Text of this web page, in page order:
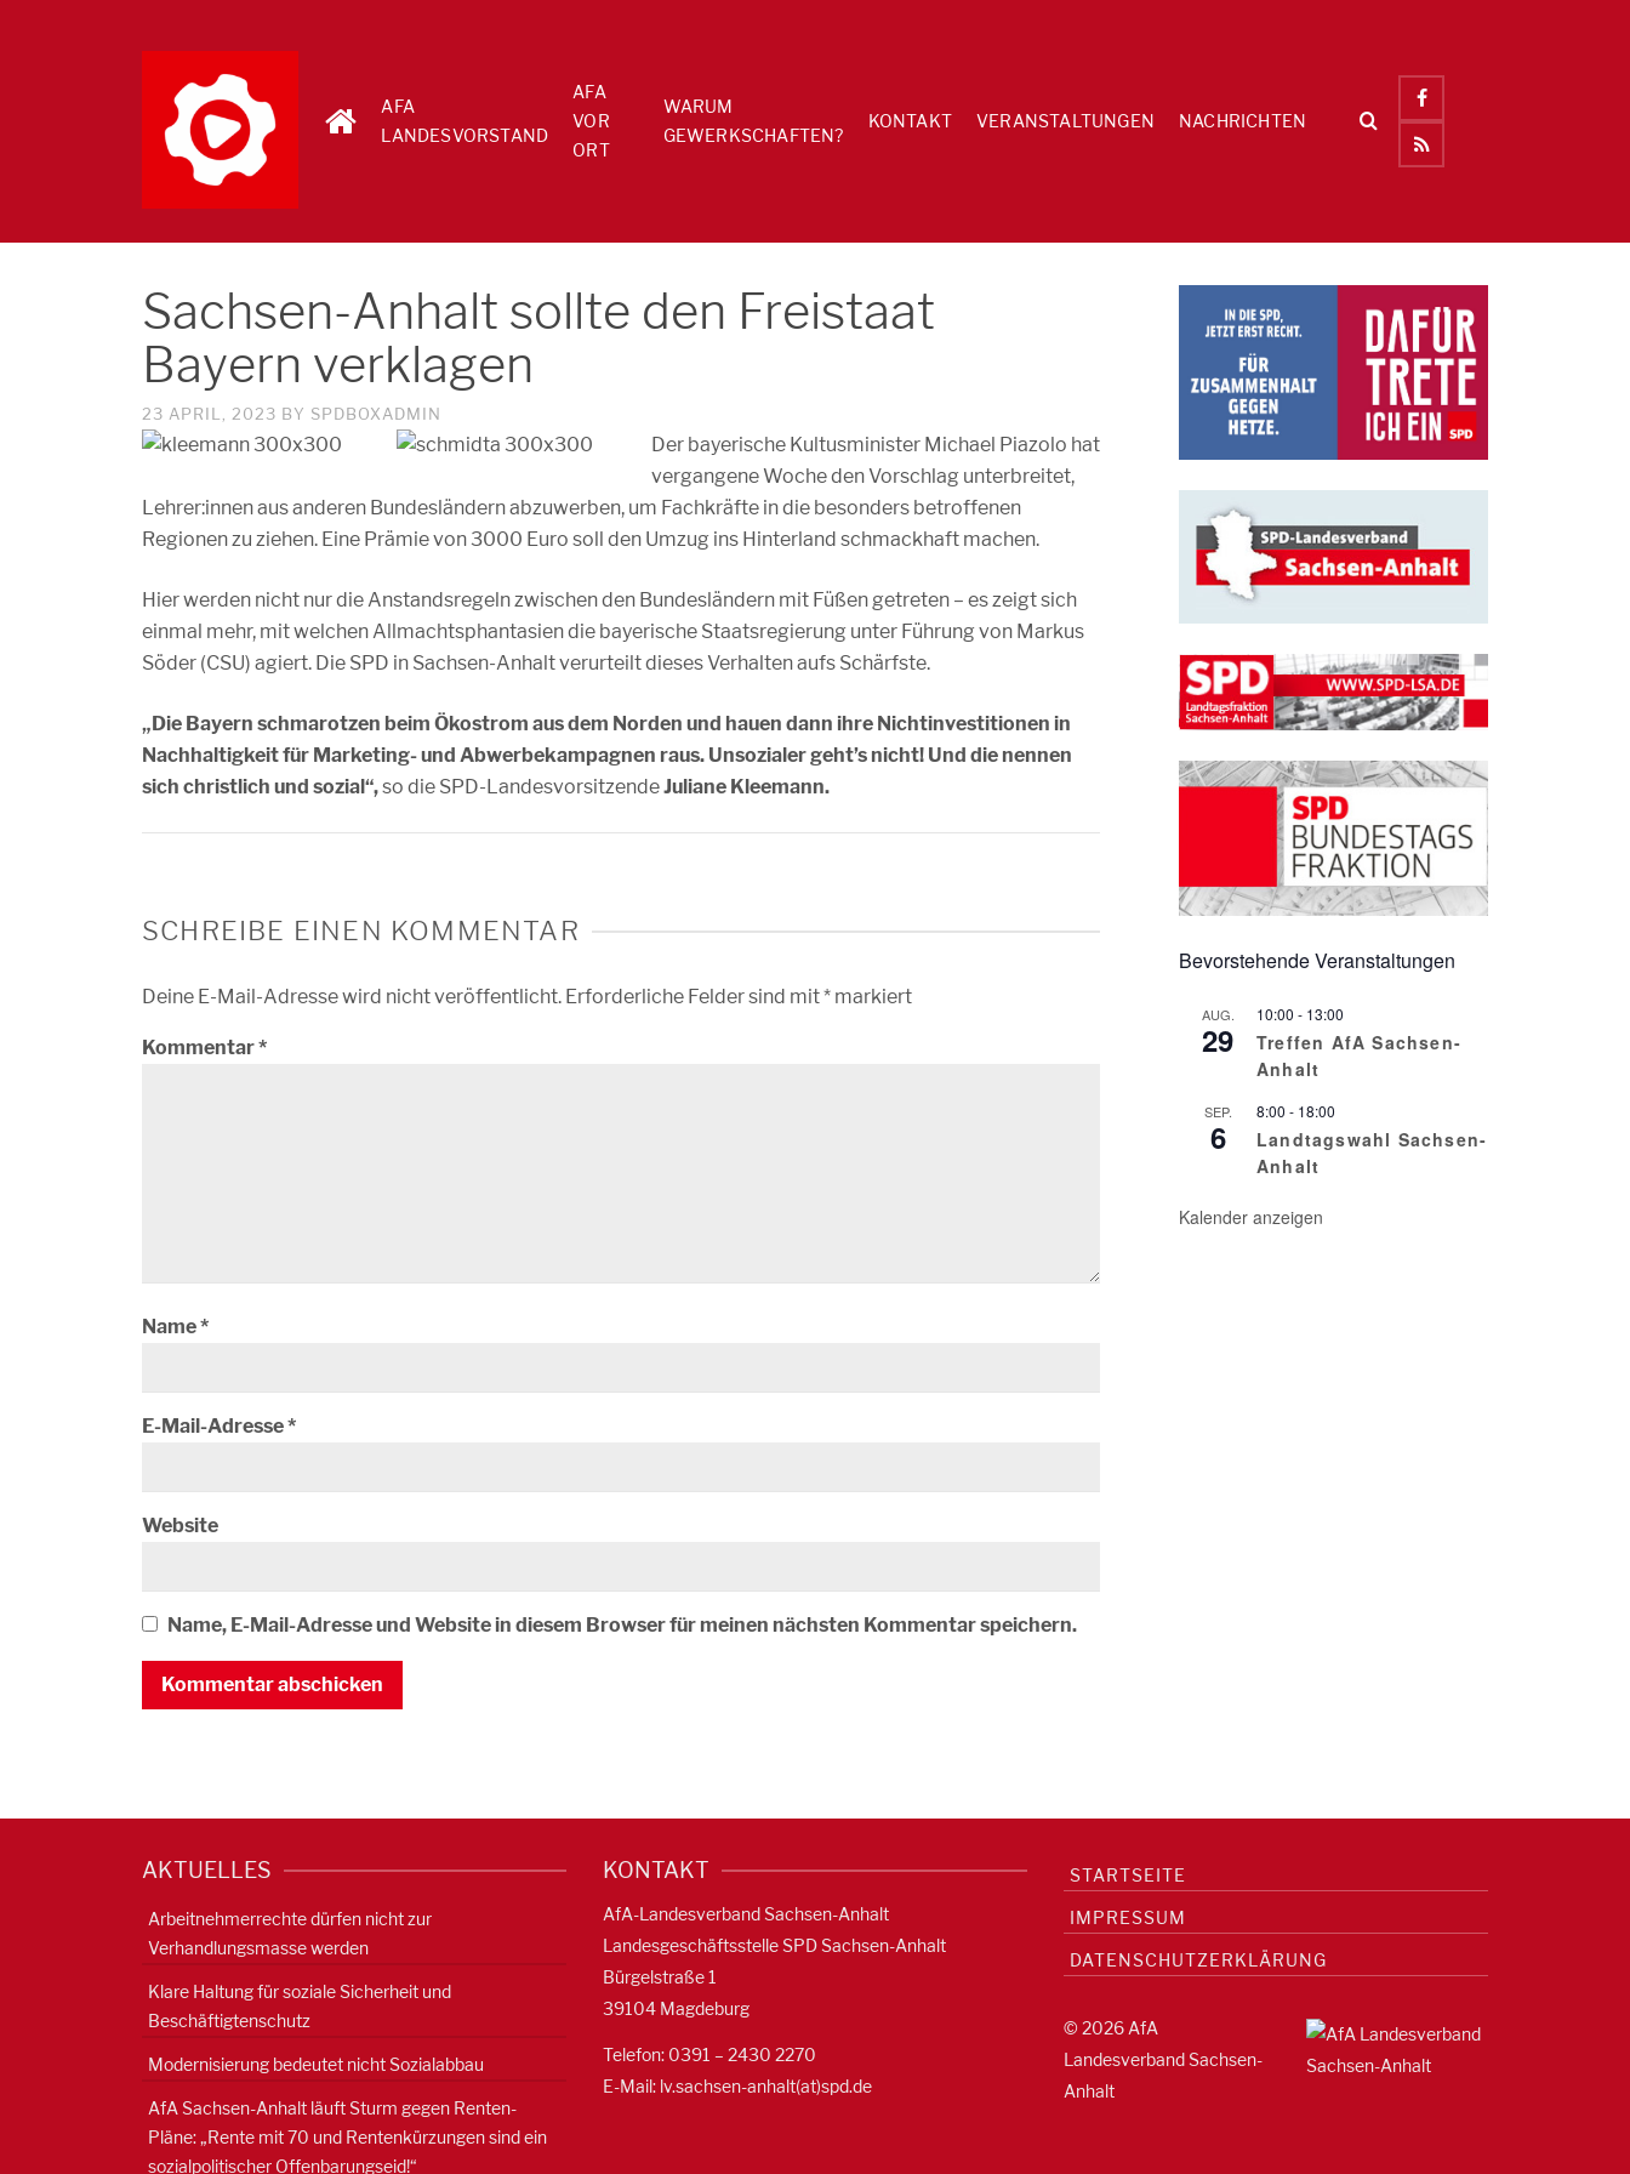
AFA
LANDESVORSTAND
AFA
VOR
ORT
WARUM
GEWERKSCHAFTEN?
KONTAKT VERANSTALTUNGEN NACHRICHTEN
Sachsen-Anhalt sollte den Freistaat
Bayern verklagen
23 APRIL, 2023 BY SPDBOXADMIN
Der bayerische Kultusminister Michael Piazolo hat
vergangene Woche den Vorschlag unterbreitet,
Lehrer:innen aus anderen Bundesländern abzuwerben, um Fachkräfte in die besonders betroffenen
Regionen zu ziehen. Eine Prämie von 3000 Euro soll den Umzug ins Hinterland schmackhaft machen.
Hier werden nicht nur die Anstandsregeln zwischen den Bundesländern mit Füßen getreten – es zeigt sich
einmal mehr, mit welchen Allmachtsphantasien die bayerische Staatsregierung unter Führung von Markus
Söder (CSU) agiert. Die SPD in Sachsen-Anhalt verurteilt dieses Verhalten aufs Schärfste.
„Die Bayern schmarotzen beim Ökostrom aus dem Norden und hauen dann ihre Nichtinvestitionen in
Nachhaltigkeit für Marketing- und Abwerbekampagnen raus. Unsozialer geht’s nicht! Und die nennen
sich christlich und sozial“,so die SPD-LandesvorsitzendeJuliane Kleemann.
SCHREIBE EINEN KOMMENTAR
Deine E-Mail-Adresse wird nicht veröffentlicht. Erforderliche Felder sind mit* markiert
Kommentar*
Name*
E-Mail-Adresse*
Website
Name, E-Mail-Adresse und Website in diesem Browser für meinen nächsten Kommentar speichern.
Bevorstehende Veranstaltungen
AUG.
29
10:00 - 13:00
Treffen AfA Sachsen-
Anhalt
SEP.
6
8:00 - 18:00
Landtagswahl Sachsen-
Anhalt
Kalender anzeigen
AKTUELLES
Arbeitnehmerrechte dürfen nicht zur
Verhandlungsmasse werden
Klare Haltung für soziale Sicherheit und
Beschäftigtenschutz
Modernisierung bedeutet nicht Sozialabbau
AfA Sachsen-Anhalt läuft Sturm gegen Renten-
Pläne: „Rente mit 70 und Rentenkürzungen sind ein
sozialpolitischer Offenbarungseid!“
KONTAKT
AfA-Landesverband Sachsen-Anhalt
Landesgeschäftsstelle SPD Sachsen-Anhalt
Bürgelstraße 1
39104 Magdeburg
Telefon: 0391 – 2430 2270
E-Mail: lv.sachsen-anhalt(at)spd.de
STARTSEITE
IMPRESSUM
DATENSCHUTZERKLÄRUNG
© 2026 AfA
Landesverband Sachsen-
Anhalt